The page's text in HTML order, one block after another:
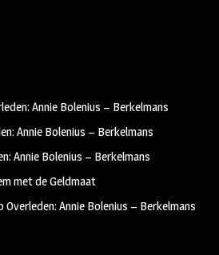
Annie Bolenius – Berkelmans
Annie Bolenius – Berkelmans
Annie Bolenius – Berkelmans
met de Geldmaat
Overleden: Annie Bolenius – Berkelmans